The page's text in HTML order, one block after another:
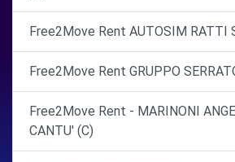
Free2Move Rent AUTOSIM RATTI
Free2Move Rent GRUPPO
Free2Move Rent - MARINONI
CANTU' (C)